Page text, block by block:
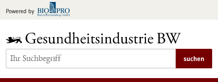
Inhalt
Powered by
suchen